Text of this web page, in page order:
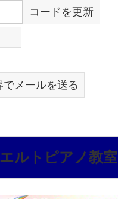
コードを更新
でメールを送る
ルトピアノ教室